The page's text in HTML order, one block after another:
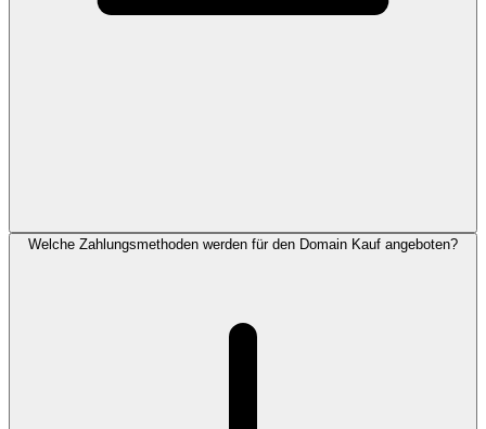
Welche Zahlungsmethoden werden für den Domain Kauf angeboten?